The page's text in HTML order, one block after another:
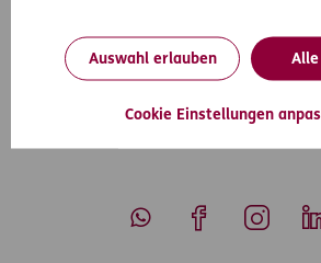
Auswahl erlauben
Cookie Einstellungen
#Rechtsfälle #Wohnen & Vermieten